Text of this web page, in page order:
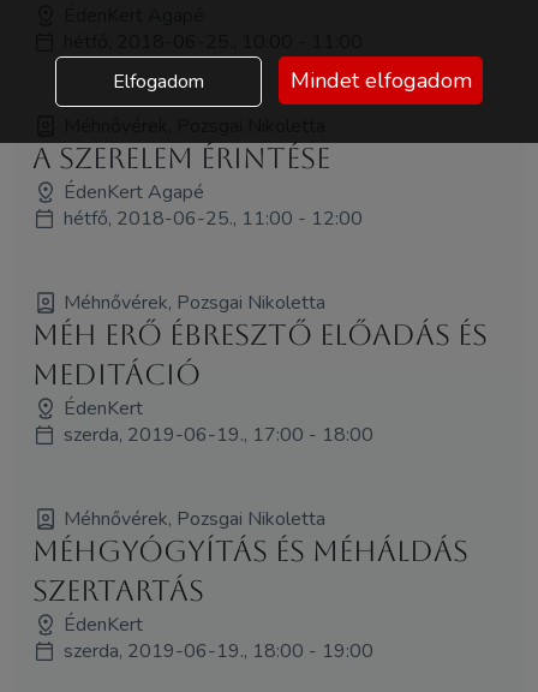
A SzerElem Érintése
ÉdenKert Agapé
hétfő, 2018-06-25., 11:00 - 12:00
Méhnővérek, Pozsgai Nikoletta
Méh Erő Ébresztő előadás és
meditáció
ÉdenKert
szerda, 2019-06-19., 17:00 - 18:00
Méhnővérek, Pozsgai Nikoletta
Méhgyógyítás és MéhÁldás
szertartás
ÉdenKert
szerda, 2019-06-19., 18:00 - 19:00
Elfogadom Mindet elfogadom